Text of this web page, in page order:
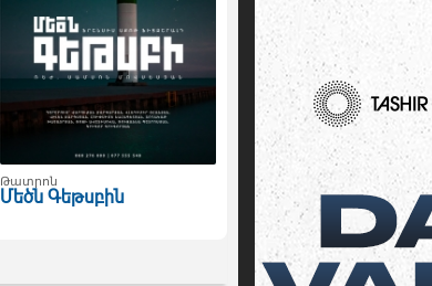
Թատրոն
Մեծն Գեթսբին